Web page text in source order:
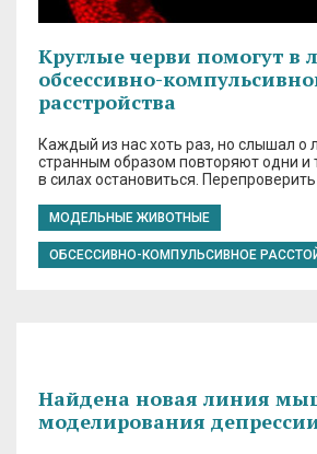
Круглые черви помогут в
обсессивно-
расстройства
Каждый из нас хоть раз, но слышал о
странным образом повторяют одни и
в силах остановиться. Перепроверить
МОДЕЛЬНЫЕ ЖИВОТНЫЕ
ОБСЕССИВНО-КОМПУЛЬСИВНОЕ
Найдена новая линия
моделирования